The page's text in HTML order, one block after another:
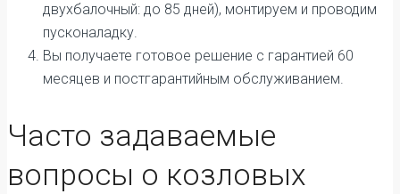
двухбалочный: до 85 дней), монтируем и проводим
пусконаладку.
Вы получаете готовое решение с гарантией 60
месяцев и постгарантийным обслуживанием.
Часто задаваемые
вопросы о козловых